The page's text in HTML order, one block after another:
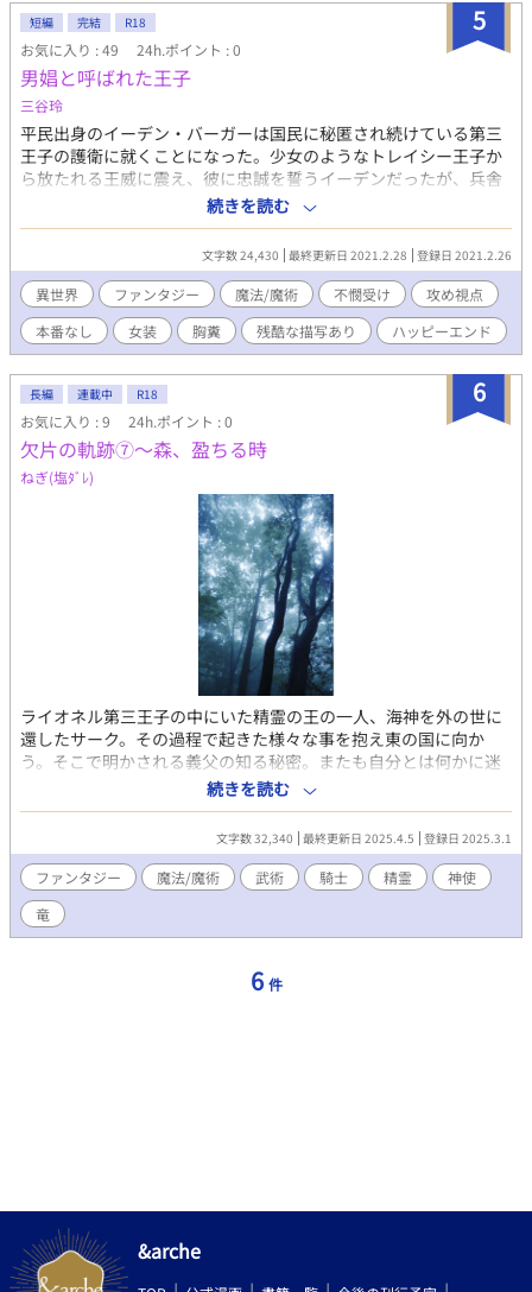
5
短編 完結 R18
お気に入り : 49 24h.ポイント : 0
男娼と呼ばれた王子
三谷玲
平民出身のイーデン・バーガーは国民に秘匿され続けている第三
王子の護衛に就くことになった。少女のようなトレイシー王子か
ら放たれる王威に震え、彼に忠誠を誓うイーデンだったが、兵舎
で妙な噂を聞く。曰く、夜な夜な男娼が現れると。そんな矢先、
深夜の護衛を頼まれたイーデンはトレイシーと兄のアンドリュー
の密会を知る。 「僕と賢者の108日」と同じ世界のお話ですが、
前作を読まなくても問題はありません。 本編内にメインカプの濡
れ場はありません。 全四話、完結済み
続きを読む
文字数 24,430 最終更新日 2021.2.28 登録日 2021.2.26
異世界 ファンタジー 魔法/魔術 不憫受け
攻め視点
本番なし
女装 胸糞 残酷な描写あり ハッピーエンド
6
長編 連載中 R18
お気に入り : 9 24h.ポイント : 0
欠片の軌跡⑦〜森、盈ちる時
ねぎ(塩ﾀﾞﾚ)
ライオネル第三王子の中にいた精霊の王の一人、海神を外の世に
還したサーク。その過程で起きた様々な事を抱え東の国に向か
う。そこで明かされる義父の知る秘密。またも自分とは何かに迷
うサークが中央王国に帰ると、占いを学び始めたガスパーが顔を
顰め妙な事を告げた……。 ｵﾘｼﾞﾅﾙﾌｧﾝﾀｼﾞｰ小説「欠片の軌跡」の
第十章になります。(第1〜9章は「欠片の軌跡➀〜➅」となってい
ます。「欠片の軌跡」は不感症の魔術兵サークが騎士となり王子
の警護部隊に所属した事をきっかけになんやかんや色々あって
色々巻き込まれて色々ある中で性欲が取り戻せるのかみたいな、
ただのｴﾛありﾌｧﾝﾀｼﾞｰ小説です。(比較的真面目な話です)ちなみに
☆ﾏｰｸはそういう事です。※この小説は個人が趣味で書いている物
ご了承頂けますと幸いです。)※pixiv・小説家になろうにも掲載あ
続きを読む
文字数 32,340 最終更新日 2025.4.5 登録日 2025.3.1
ファンタジー 魔法/魔術 武術 騎士 精霊
神使
竜
6 件
&arche